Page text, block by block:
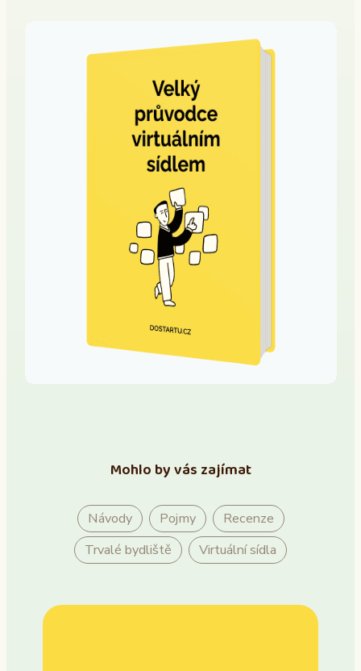
Mohlo by vás zajímat
Návody Pojmy
Recenze
Trvalé bydliště
Virtuální sídla